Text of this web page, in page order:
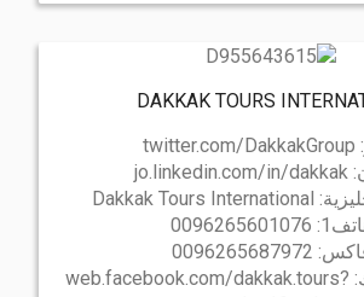
DAKKAK TOURS
twitter.com/DakkakGroup
jo.linkedin.com/in/dakkak
Dakkak Tours International
0096265601076
0096265687972
web.facebook.com/dakkak.tours?